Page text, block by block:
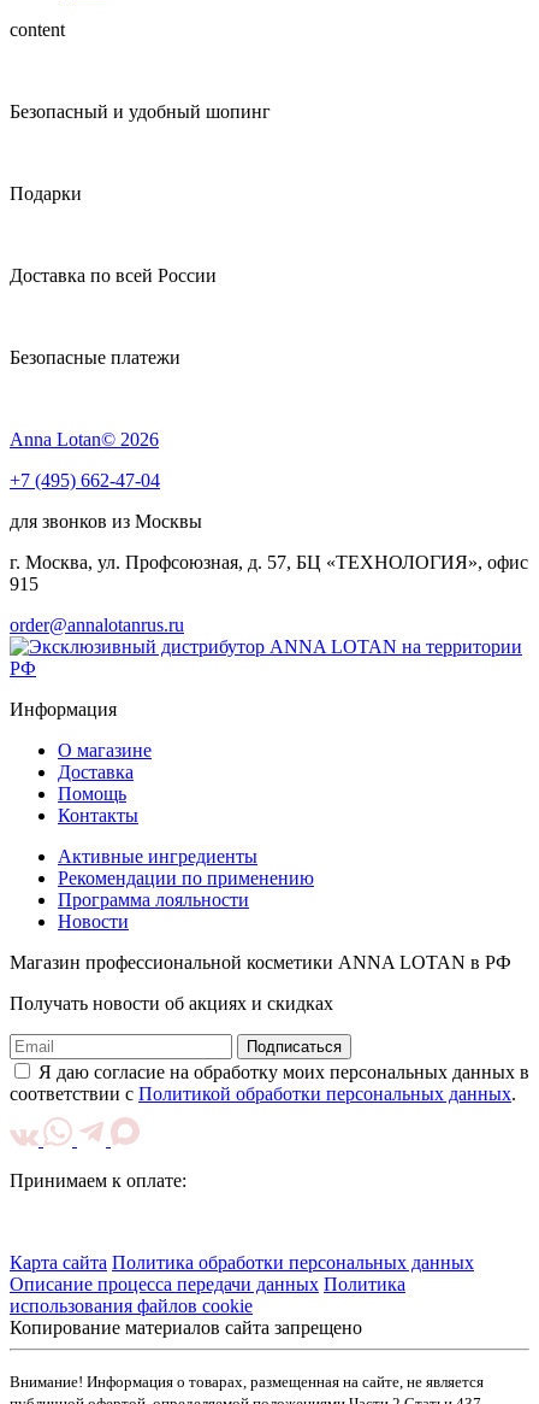
content
Безопасный и удобный шопинг
Подарки
Доставка по всей России
Безопасные платежи
Anna Lotan© 2026
+7 (495) 662-47-04
для звонков из Москвы
г. Москва, ул. Профсоюзная, д. 57, БЦ «ТЕХНОЛОГИЯ», офис
915
order@annalotanrus.ru
Информация
О магазине
Доставка
Помощь
Контакты
Активные ингредиенты
Рекомендации по применению
Программа лояльности
Новости
Магазин профессиональной косметики ANNA LOTAN в РФ
Получать новости об акциях и скидках
Подписаться
Я даю согласие на обработку моих персональных данных в
соответствии с Политикой обработки персональных данных.
Принимаем к оплате:
Карта сайта Политика обработки персональных данных
Описание процесса передачи данных Политика
использования файлов cookie
Копирование материалов сайта запрещено
Внимание! Информация о товарах, размещенная на сайте, не является